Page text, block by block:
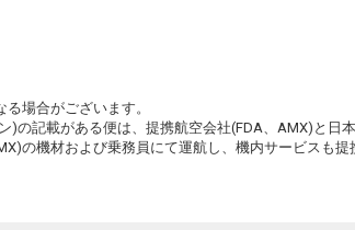
場合がございます。
)の記載がある便は、提携航空会社(FDA、AMX)と日
の機材および乗務員にて運航し、機内サービスも提